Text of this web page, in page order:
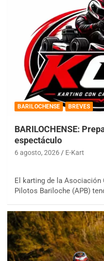
BARILOCHENSE BREVES
BARILOCHENSE:
espectáculo
6 agosto, 2026 E-Kart
El karting de la Asociación
Pilotos Bariloche (APB)